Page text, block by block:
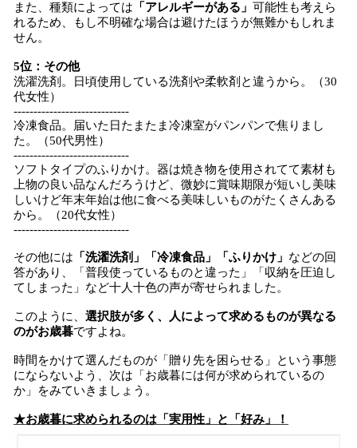
また、種類によっては 「アレルギーがある」 可能性も考えら
れるため、もし不明確な場合は避けたほうが無難かもしれま
せん。
5位：その他
洗濯洗剤。日頃使用している洗剤や柔軟剤と違うから。（30
代女性）
-----------------------------
冷凍食品。届いた日たまたま冷凍室がパンパンで焦りまし
た。（50代男性）
-----------------------------
ソフトタイプのふりかけ。器は焼き物を使用されてて素材も
上物の良い品なんだろうけど、微妙に賞味期限が短いし美味
しいけど年末年始は他に食べる美味しいものがたくさんある
から。（20代女性）
-----------------------------
その他には 「洗濯洗剤」「冷凍食品」「ふりかけ」 などの回
答があり、「普段使っているものと違った」「収納を圧迫し
てしまった」など十人十色の声が寄せられました。
このように、 選択肢が多く、人によって求めるものが異なる
のがお歳暮ですよね。
時間をかけて選んだものが「贈り先を困らせる」という事態
にならないよう、次は「お歳暮には何が求められているの
か」をみていきましょう。
★お歳暮に求められるのは「実用性」と「好み」！